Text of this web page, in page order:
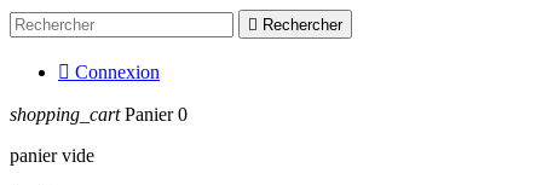
 Rechercher
 Connexion
shopping_cart Panier 0
panier vide